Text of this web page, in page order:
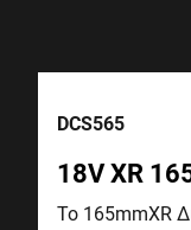
DCS565
18V XR
Το 165mmXR